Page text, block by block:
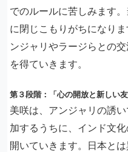
でのルールに苦しみます
に閉じこもりがちになり
ンジャリやラージらとの
を得ていきます。
第３段階：「心の開放と新しい友
美咲は、アンジャリの誘
加するうちに、インド文
開いていきます。日本と